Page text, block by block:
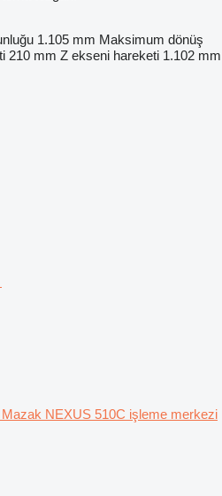
1.105 mm Maksimum dönüş
210 mm Z ekseni hareketi 1.102 mm
Mazak NEXUS 510C işleme merkezi